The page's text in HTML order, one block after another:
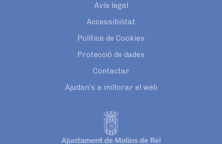
Avís legal
Accessibilitat
Política de Cookies
Protecció de dades
Contactar
Ajudan’s a millorar el web